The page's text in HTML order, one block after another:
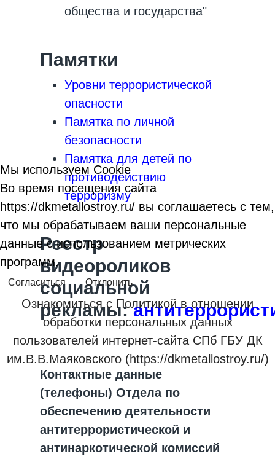
общества и государства"
Памятки
Уровни террористической
опасности
Памятка по личной
безопасности
Памятка для детей по
противодействию
терроризму
Реестр
видеороликов
социальной
рекламы:
Контактные данные
(телефоны) Отдела по
обеспечению деятельности
антитеррористической и
антинаркотической комиссий
Мы используем Cookie
Во время посещения сайта
https://dkmetallostroy.ru/ вы соглашаетесь с тем,
что мы обрабатываем ваши персональные
данные с использованием метрических
программ.
Согласиться Отклонить
Ознакомиться с Политикой в отношении
обработки персональных данных
пользователей интернет-сайта СПб ГБУ ДК
им.В.В.Маяковского (https://dkmetallostroy.ru/)